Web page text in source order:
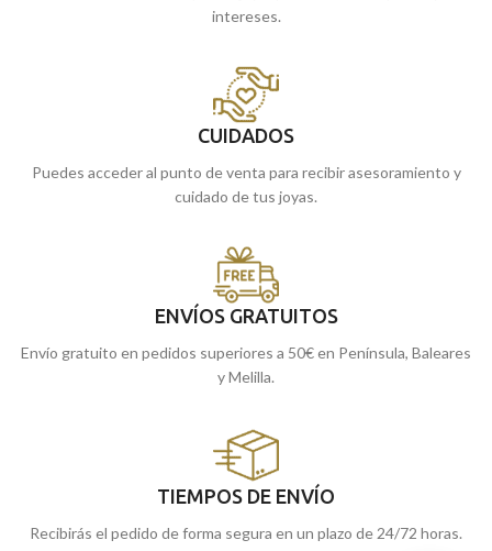
intereses.
CUIDADOS
Puedes acceder al punto de venta para recibir asesoramiento y
cuidado de tus joyas.
ENVÍOS GRATUITOS
Envío gratuito en pedidos superiores a 50€ en Península, Baleares
y Melilla.
TIEMPOS DE ENVÍO
Recibirás el pedido de forma segura en un plazo de 24/72 horas.